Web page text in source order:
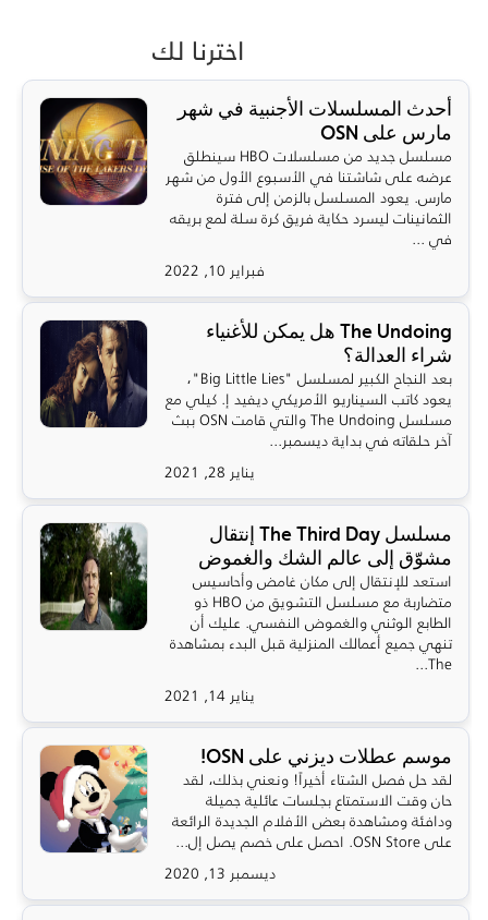
اخترنا لك
أحدث المسلسلات الأجنبية في شهر
مارس على OSN
مسلسل جديد من مسلسلات HBO سينطلق
عرضه على شاشتنا في الأسبوع الأول من شهر
مارس. يعود المسلسل بالزمن إلى فترة
الثمانينات ليسرد حكاية فريق كرة سلة لمع بريقه
في ...
فبراير 10, 2022
The Undoing هل يمكن للأغنياء
شراء العدالة؟
بعد النجاح الكبير لمسلسل "Big Little Lies"،
يعود كاتب السيناريو الأمريكي ديفيد إ. كيلي مع
مسلسل The Undoing والتي قامت OSN ببث
آخر حلقاته في بداية ديسمبر...
يناير 28, 2021
مسلسل The Third Day إنتقال
مشوّق إلى عالم الشك والغموض
استعد للإنتقال إلى مكان غامض وأحاسيس
متضاربة مع مسلسل التشويق من HBO ذو
الطابع الوثني والغموض النفسي. عليك أن
تنهي جميع أعمالك المنزلية قبل البدء بمشاهدة
The...
يناير 14, 2021
موسم عطلات ديزني على OSN!
لقد حل فصل الشتاء أخيراً! ونعني بذلك، لقد
حان وقت الاستمتاع بجلسات عائلية جميلة
ودافئة ومشاهدة بعض الأفلام الجديدة الرائعة
على OSN Store. احصل على خصم يصل إل...
ديسمبر 13, 2020